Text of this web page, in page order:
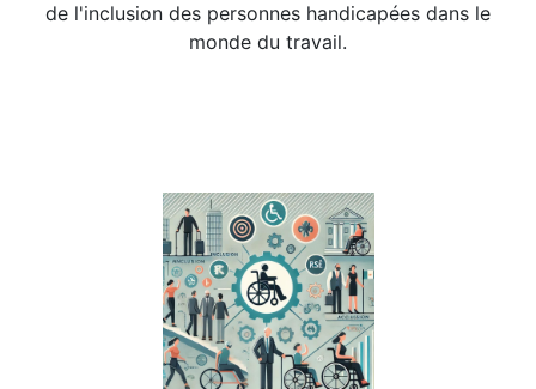
de l'inclusion des personnes handicapées dans le
monde du travail.